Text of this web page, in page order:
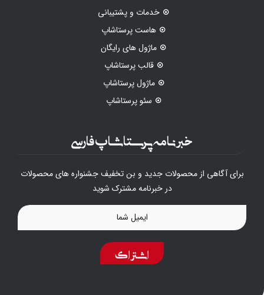
خدمات و پشتیبانی
هاست پرستاشاپ
ماژول های رایگان
قالب پرستاشاپ
ماژول پرستاشاپ
سئو پرستاشاپ
خبرنامه پرستاشاپ فارسی
برای آگاهی از محصولات جدید و بن تخفیف جشنواره های محصولات
در خبرنامه مشترک شوید
اشتراک